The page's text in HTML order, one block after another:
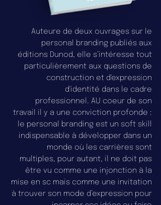
Auteure de deux ouvrages sur le
personal branding publiés aux
éditions Dunod, elle s’intéresse tout
particulièrement aux questions de
construction et d'expression
d'identité dans le cadre
professionnel. AU coeur de son
travail il y a une conviction profonde :
le personal branding est un soft skill
indispensable à développer dans un
monde où les carrières sont
multiples, pour autant, il ne doit pas
être vu comme une injonction à la
mise en sc mais comme une invitation
à trouver son mode d’expression pour